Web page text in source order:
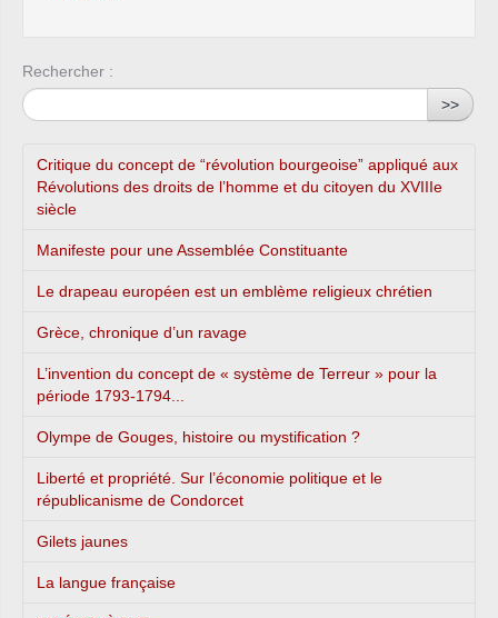
Rechercher :
>>
Critique du concept de “révolution bourgeoise” appliqué aux
Révolutions des droits de l’homme et du citoyen du XVIIIe
siècle
Manifeste pour une Assemblée Constituante
Le drapeau européen est un emblème religieux chrétien
Grèce, chronique d’un ravage
L’invention du concept de « système de Terreur » pour la
période 1793-1794...
Olympe de Gouges, histoire ou mystification ?
Liberté et propriété. Sur l’économie politique et le
républicanisme de Condorcet
Gilets jaunes
La langue française